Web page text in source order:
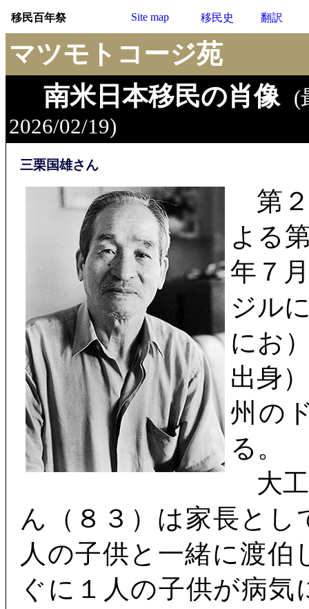
移民百年祭 Site map 移民史 翻訳
マツモトコージ苑
南米日本移民の肖像 (
2026/02/19)
三栗国雄さん
第２
よる
年７
ジル
にお
出身
州の
る。
大工
ん（８３）は家長と
人の子供と一緒に渡
ぐに１人の子供が病